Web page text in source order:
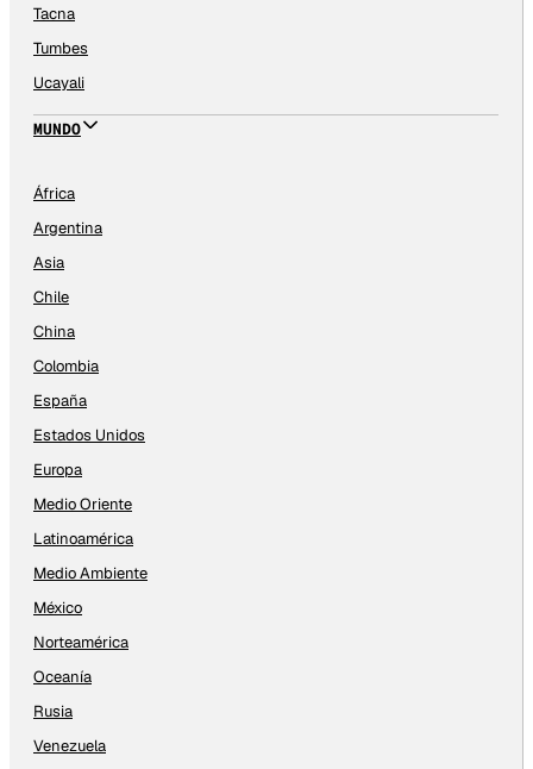
Tacna
Tumbes
Ucayali
MUNDO
África
Argentina
Asia
Chile
China
Colombia
España
Estados Unidos
Europa
Medio Oriente
Latinoamérica
Medio Ambiente
México
Norteamérica
Oceanía
Rusia
Venezuela